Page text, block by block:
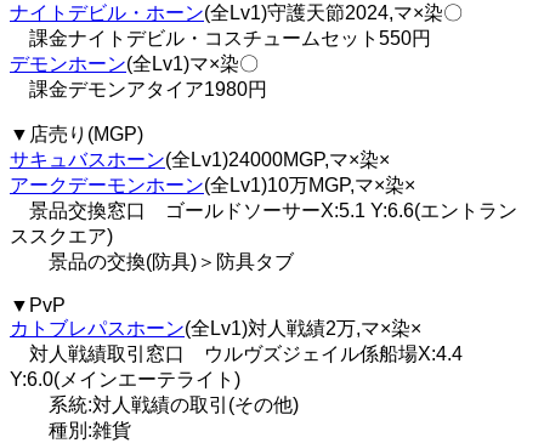
ナイトデビル・ホーン(全Lv1)守護天節2024,マ×染〇
課金ナイトデビル・コスチュームセット550円
デモンホーン(全Lv1)マ×染〇
課金デモンアタイア1980円
▼店売り(MGP)
サキュバスホーン(全Lv1)24000MGP,マ×染×
アークデーモンホーン(全Lv1)10万MGP,マ×染×
景品交換窓口 ゴールドソーサーX:5.1 Y:6.6(エントラン
ススクエア)
景品の交換(防具)＞防具タブ
▼PvP
カトブレパスホーン(全Lv1)対人戦績2万,マ×染×
対人戦績取引窓口 ウルヴズジェイル係船場X:4.4
Y:6.0(メインエーテライト)
系統:対人戦績の取引(その他)
種別:雑貨